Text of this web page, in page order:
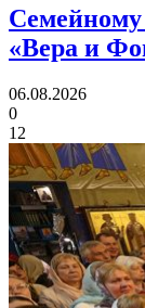
Семейному
«Вера и
06.08.2026
0
12